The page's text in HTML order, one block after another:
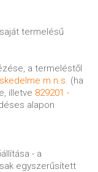
termelésű
a termeléstől
m.n.s. (ha
illetve 829201 -
alapon
- a
egyszerűsített